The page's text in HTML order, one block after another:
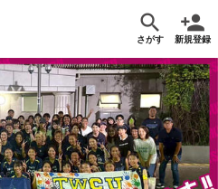
さがす 新規登録